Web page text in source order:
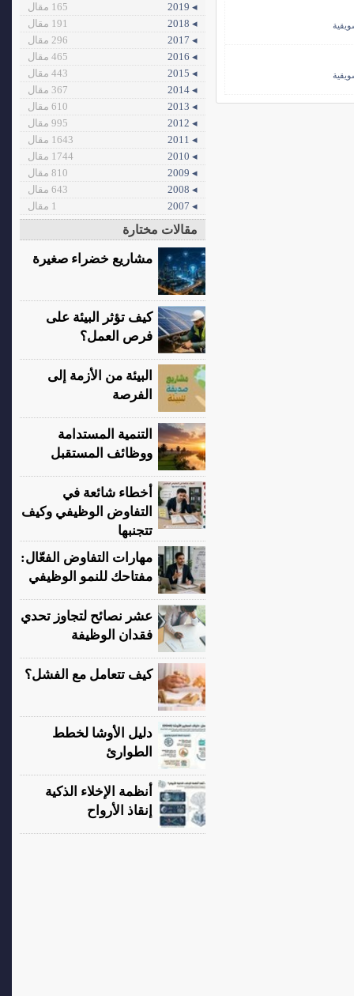
◂ 2019
165 مقال
◂ 2018
191 مقال
◂ 2017
296 مقال
◂ 2016
465 مقال
◂ 2015
443 مقال
◂ 2014
367 مقال
◂ 2013
610 مقال
◂ 2012
995 مقال
◂ 2011
1643 مقال
◂ 2010
1744 مقال
◂ 2009
810 مقال
◂ 2008
643 مقال
◂ 2007
1 مقال
مقالات مختارة
مشاريع خضراء صغيرة
كيف تؤثر البيئة على
فرص العمل؟
البيئة من الأزمة إلى
الفرصة
التنمية المستدامة
ووظائف المستقبل
أخطاء شائعة في
التفاوض الوظيفي وكيف
تتجنبها
مهارات التفاوض الفعّال:
مفتاحك للنمو الوظيفي
عشر نصائح لتجاوز تحدي
فقدان الوظيفة
كيف تتعامل مع الفشل؟
دليل الأوشا لخطط
الطوارئ
أنظمة الإخلاء الذكية
إنقاذ الأرواح